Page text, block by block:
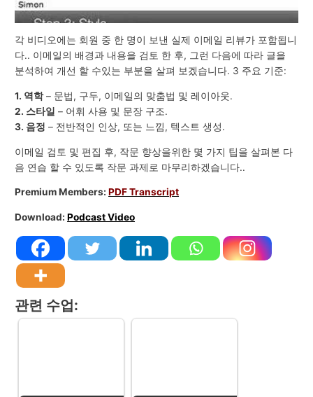
각 비디오에는 회원 중 한 명이 보낸 실제 이메일 리뷰가 포함됩니
다.. 이메일의 배경과 내용을 검토 한 후, 그런 다음에 따라 글을
분석하여 개선 할 수있는 부분을 살펴 보겠습니다. 3 주요 기준:
1. 역학– 문법, 구두, 이메일의 맞춤법 및 레이아웃.
2. 스타일 – 어휘 사용 및 문장 구조.
3. 음정 – 전반적인 인상, 또는 느낌, 텍스트 생성.
이메일 검토 및 편집 후, 작문 향상을위한 몇 가지 팁을 살펴본 다
음 연습 할 수 있도록 작문 과제로 마무리하겠습니다..
Premium Members:PDF Transcript
Download:Podcast Video
관련 수업: